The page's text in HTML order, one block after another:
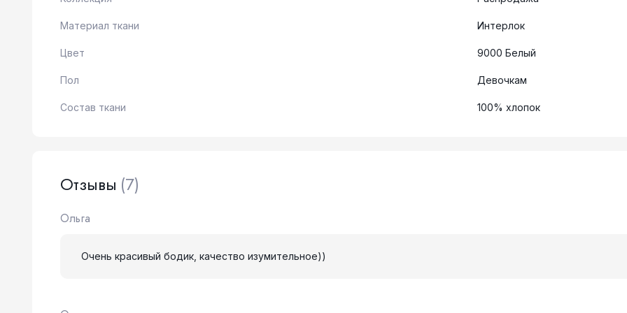
Материал ткани Интерлок
Цвет 9000 Белый
Пол Девочкам
Состав ткани 100% хлопок
Отзывы (7)
Ольга
Очень красивый бодик, качество изумительное))